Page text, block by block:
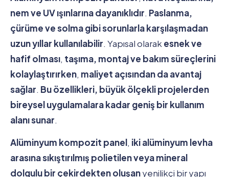
nem ve UV ışınlarına dayanıklıdır. Paslanma,
çürüme ve solma gibi sorunlarla karşılaşmadan
uzun yıllar kullanılabilir. Yapısal olarak esnek ve
hafif olması, taşıma, montaj ve bakım süreçlerini
kolaylaştırırken, maliyet açısından da avantaj
sağlar. Bu özellikleri, büyük ölçekli projelerden
bireysel uygulamalara kadar geniş bir kullanım
alanı sunar.
Alüminyum kompozit panel, iki alüminyum levha
arasına sıkıştırılmış polietilen veya mineral
dolgulu bir çekirdekten oluşanyenilikçi bir yapı